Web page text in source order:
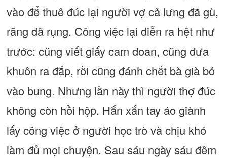
vào để thuê đúc lại người vợ cả lưng đã gù,
răng đã rụng. Công việc lại diễn ra hệt như
trước: cũng viết giấy cam đoan, cũng đưa
khuôn ra đắp, rồi cũng đánh chết bà già bỏ
vào bung. Nhưng lần này thì người thợ đúc
không còn hồi hộp. Hắn xắn tay áo giành
lấy công việc ở người học trò và chịu khó
làm đủ mọi chuyện. Sau sáu ngày sáu đêm